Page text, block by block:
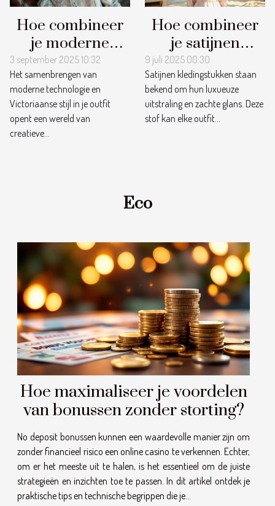
Hoe combineer
je moderne
technologie met
Victoriaanse stijl
in je outfit?
3 september 2025 10:32
Het samenbrengen van
moderne technologie en
Victoriaanse stijl in je outfit
opent een wereld van
creatieve...
Hoe combineer
je satijnen
kledingstukken
voor een stijlvolle
look?
9 juli 2025 00:30
Satijnen kledingstukken staan
bekend om hun luxueuze
uitstraling en zachte glans. Deze
stof kan elke outfit...
Eco
Hoe maximaliseer je voordelen
van bonussen zonder storting?
No deposit bonussen kunnen een waardevolle manier zijn om
zonder financieel risico een online casino te verkennen. Echter,
om er het meeste uit te halen, is het essentieel om de juiste
strategieën en inzichten toe te passen. In dit artikel ontdek je
praktische tips en technische begrippen die je...